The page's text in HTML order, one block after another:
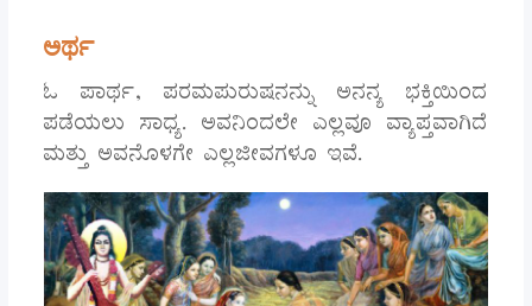
ಅರ್ಥ
ಓ ಪಾರ್ಥ, ಪರಮಪುರುಷನನ್ನು ಅನನ್ಯ ಭಕ್ತಿಯಿಂದ
ಪಡೆಯಲು ಸಾಧ್ಯ. ಅವನಿಂದಲೇ ಎಲ್ಲವೂ ವ್ಯಾಪ್ತವಾಗಿದೆ
ಮತ್ತು ಅವನೊಳಗೇ ಎಲ್ಲಜೀವಗಳೂ ಇವೆ.